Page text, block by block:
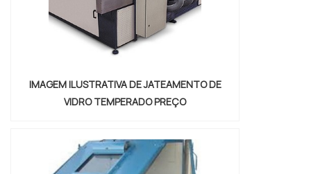
IMAGEM ILUSTRATIVA DE JATEAMENTO DE
VIDRO TEMPERADO PREÇO